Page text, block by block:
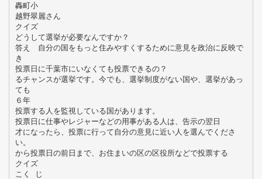
轟町小
越野翠麗さん
クイズ
どうして選挙が必要なんですか？
答え 自分の国をもっと住みやすくするために意見を政治に反映で
き
投票日に千葉市にいなくても投票できるの？
るチャンスが選挙です。今でも、選挙制度がない国や、選挙があっ
ても
６年
投票する人を監視している国があります。
投票日に仕事やレジャーなどの用事がある人は、告示の翌日
才になったら、投票に行って自分の意見に近い人を選んでくださ
い。
から投票日の前日まで、お住まいの区の区役所などで投票する
クイズ
こく じ